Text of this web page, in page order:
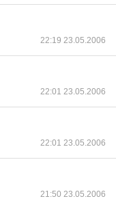
22:19 23.05.2006
22:01 23.05.2006
22:01 23.05.2006
21:50 23.05.2006